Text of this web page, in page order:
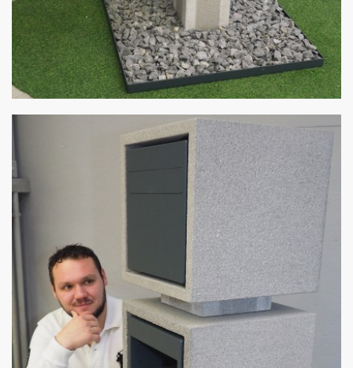
von Stulz Beton und Natursteine - Angelo Cipollina e.K.